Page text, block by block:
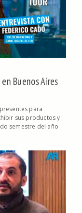
Buenos Aires
para
sus productos y
semestre del año